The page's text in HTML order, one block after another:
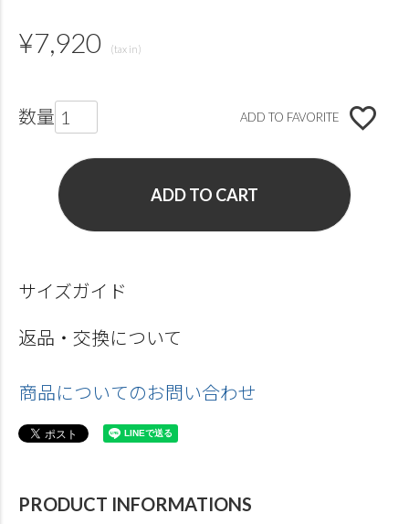
¥7,920
ADD TO FAVORITE
ADD TO CART
サイズガイド
返品・交換について
商品についてのお問い合わせ
PRODUCT INFORMATIONS